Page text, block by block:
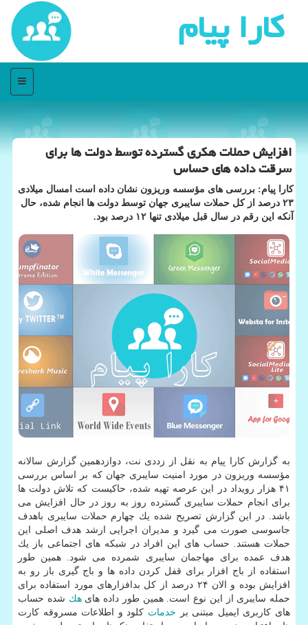
كارا پیام
منو
افزایش حملات هكری گسترده توسط دولت ها برای
سرقت داده های حساس
كارا پیام: بررسی های مؤسسه وریزون نشان داده است امسال میلادی
۲۳ درصد از كل حملات سایبری جهان توسط دولت ها انجام شده، حال
آنكه این رقم در سال قبل میلادی تنها ۱۲ درصد بود.
به گزارش كارا پیام به نقل از زددی نت، دوازدهمین گزارش سالانه
مؤسسه وریزون در مورد امنیت سایبری جهان كه بر اساس بررسی
۴۱ هزار رویداد در این عرصه تهیه شده، حاكیست كه تلاش دولت ها
برای انجام حملات سایبری گسترده روز به روز در حال افزایش می
باشد. در این گزارش تصریح شده یك چهارم حملات سایبری باهدف
جاسوسی صورت می گیرد و مدیران اجرایی ارشد هدف اصلی این
حملات هستند. حساب های این افراد در شبكه های اجتماعی باز یك
هدف عمده برای مهاجمان سایبری شمرده می شود. همین طور
استفاده از باج افزار برای قفل كردن داده ها و باج گیری باز رو به
افزایش بوده و الان ۲۴ درصد از كل بدافزارهای مورد استفاده برای
حمله سایبری از این نوع است. همین طور داده هایهك شده حساب
های كاربری ایمیل مبتنی بر خدمات كلود و اطلاعات مسروقه كارت